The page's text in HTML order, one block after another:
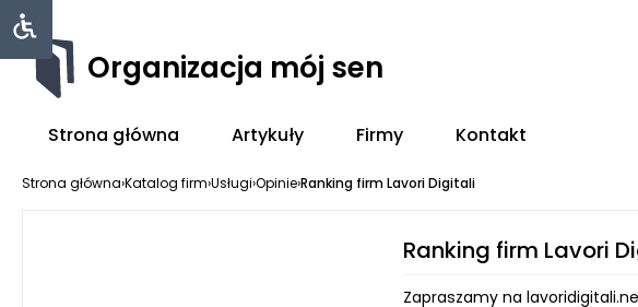
Organizacja mój sen
Strona główna Artykuły Firmy Kontakt
Strona główna›Katalog firm›Usługi›Opinie›Ranking firm Lavori Digitali
Ranking firm Lavori
Zapraszamy na